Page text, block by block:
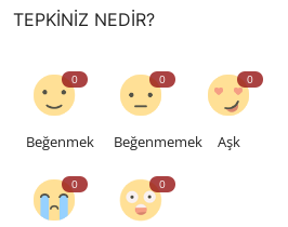
TEPKINIZ NEDIR?
0
Beğenmek
0
Beğenmemek
0
Aşk
0 0